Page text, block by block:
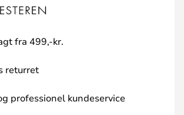
fra 499,-kr.
returret
professionel kundeservice